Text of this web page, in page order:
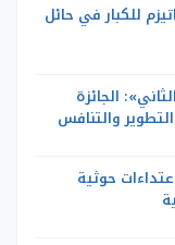
للكبار في حائل
الجائزة
والتنافس
اعتداءات حوثية